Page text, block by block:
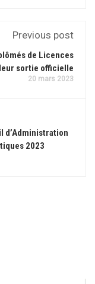
Previous post
de Licences
sortie officielle
20 mars 2023
d’Administration
2023